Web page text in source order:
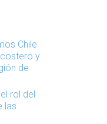
Chile
y
de
rol del
las